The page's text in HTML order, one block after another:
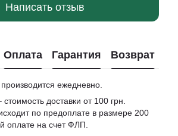
Написать отзыв
Оплата Гарантия Возврат
ежедневно.
доставки от 100 грн.
по предоплате в размере 200
оплате на счет ФЛП.